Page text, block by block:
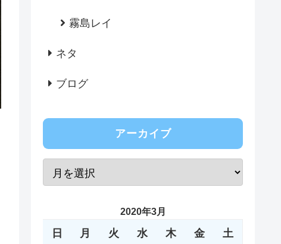
霧島レイ
ネタ
ブログ
アーカイブ
2020年3月
日 月 火 水 木 金 土